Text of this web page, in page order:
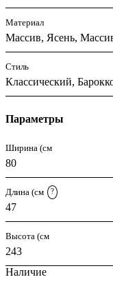
Материал
Массив, Ясень,
Стиль
Классический,
Параметры
Ширина (см
80
Длина (см ?
47
Высота (см
243
Наличие